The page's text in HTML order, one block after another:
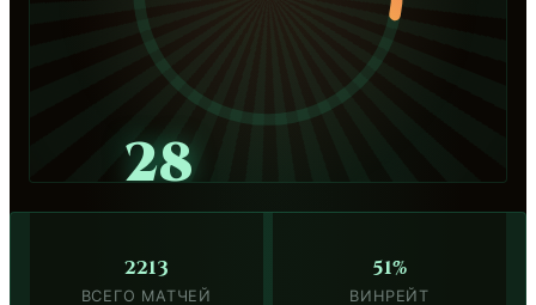
28
2213
ВСЕГО МАТЧЕЙ
51%
ВИНРЕЙТ